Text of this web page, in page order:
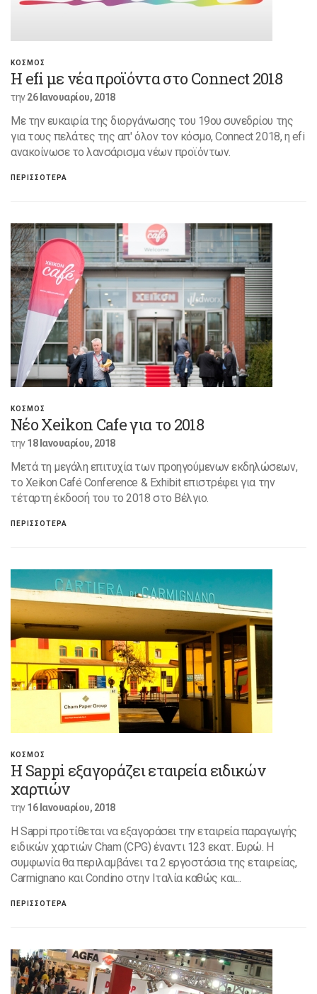
ΚΟΣΜΟΣ
Η efi με νέα προϊόντα στο Connect 2018
την26 Ιανουαρίου, 2018
Με την ευκαιρία της διοργάνωσης του 19ου συνεδρίου της
για τους πελάτες της απ' όλον τον κόσμο, Connect 2018, η efi
ανακοίνωσε το λανσάρισμα νέων προϊόντων.
ΠΕΡΙΣΣΟΤΕΡΑ
ΚΟΣΜΟΣ
Νέο Xeikon Cafe για το 2018
την18 Ιανουαρίου, 2018
Μετά τη μεγάλη επιτυχία των προηγούμενων εκδηλώσεων,
το Xeikon Café Conference & Exhibit επιστρέφει για την
τέταρτη έκδοσή του το 2018 στο Βέλγιο.
ΠΕΡΙΣΣΟΤΕΡΑ
ΚΟΣΜΟΣ
H Sappi εξαγοράζει εταιρεία ειδικών
χαρτιών
την16 Ιανουαρίου, 2018
Η Sappi προτίθεται να εξαγοράσει την εταιρεία παραγωγής
ειδικών χαρτιών Cham (CPG) έναντι 123 εκατ. Ευρώ. Η
συμφωνία θα περιλαμβάνει τα 2 εργοστάσια της εταιρείας,
Carmignano και Condino στην Ιταλία καθώς και...
ΠΕΡΙΣΣΟΤΕΡΑ